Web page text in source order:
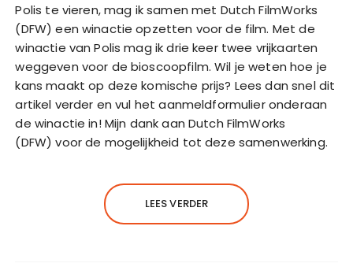
Polis te vieren, mag ik samen met Dutch FilmWorks
(DFW) een winactie opzetten voor de film. Met de
winactie van Polis mag ik drie keer twee vrijkaarten
weggeven voor de bioscoopfilm. Wil je weten hoe je
kans maakt op deze komische prijs? Lees dan snel dit
artikel verder en vul het aanmeldformulier onderaan
de winactie in! Mijn dank aan Dutch FilmWorks
(DFW) voor de mogelijkheid tot deze samenwerking.
LEES VERDER